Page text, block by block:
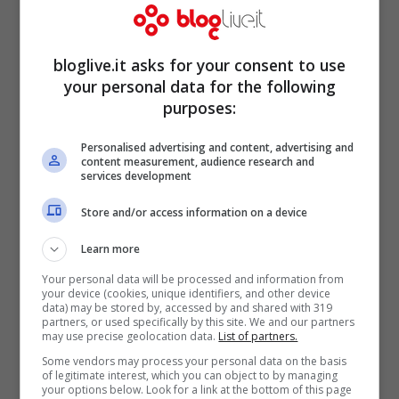
nell’esperimento sono stati rimandati nei
personaggio principale scappa usando le
sue nuove capacità e punta dritto verso il
multimiliardario che ha finanziato questo
segretissimo progetto.
bloglive.it asks for your consent to use
your personal data for the following
purposes:
Personalised advertising and content, advertising and
content measurement, audience research and
services development
Store and/or access information on a device
Learn more
Your personal data will be processed and information from
your device (cookies, unique identifiers, and other device
data) may be stored by, accessed by and shared with 319
partners, or used specifically by this site. We and our partners
may use precise geolocation data. List of partners.
Some vendors may process your personal data on the basis
of legitimate interest, which you can object to by managing
your options below. Look for a link at the bottom of this page